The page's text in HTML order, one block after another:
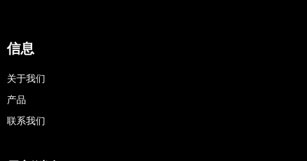
信息
关于我们
产品
联系我们